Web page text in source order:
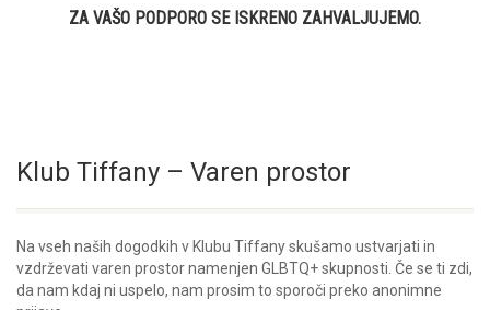
ZA VAŠO PODPORO SE ISKRENO ZAHVALJUJEMO.
Klub Tiffany – Varen prostor
Na vseh naših dogodkih v Klubu Tiffany skušamo ustvarjati in
vzdrževati varen prostor namenjen GLBTQ+ skupnosti. Če se ti zdi,
da nam kdaj ni uspelo, nam prosim to sporoči preko anonimne